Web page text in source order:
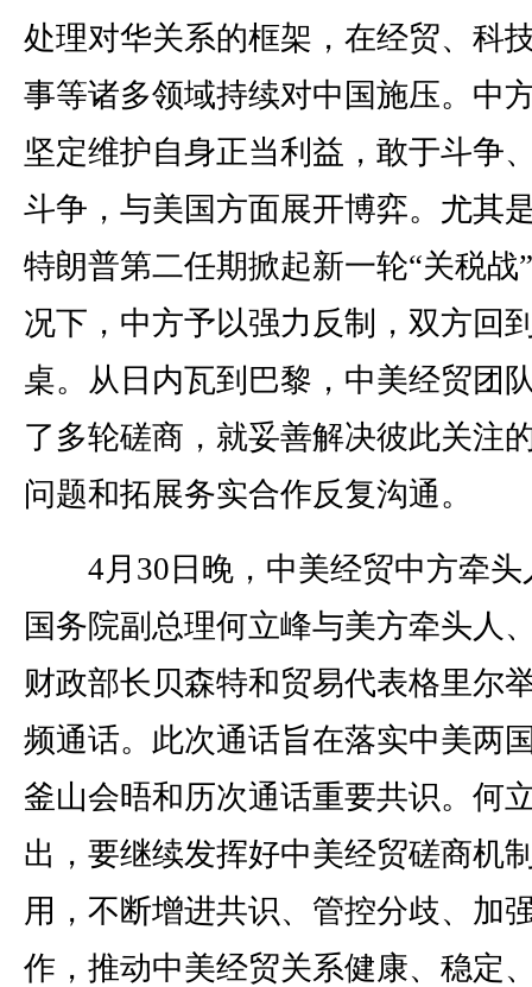
处理对华关系的框架，在经贸、科
事等诸多领域持续对中国施压。中
坚定维护自身正当利益，敢于斗争
斗争，与美国方面展开博弈。尤其
特朗普第二任期掀起新一轮“关税战
况下，中方予以强力反制，双方回
桌。从日内瓦到巴黎，中美经贸团
了多轮磋商，就妥善解决彼此关注
问题和拓展务实合作反复沟通。
4月30日晚，中美经贸中方牵头
国务院副总理何立峰与美方牵头人
财政部长贝森特和贸易代表格里尔
频通话。此次通话旨在落实中美两
釜山会晤和历次通话重要共识。何
出，要继续发挥好中美经贸磋商机
用，不断增进共识、管控分歧、加
作，推动中美经贸关系健康、稳定